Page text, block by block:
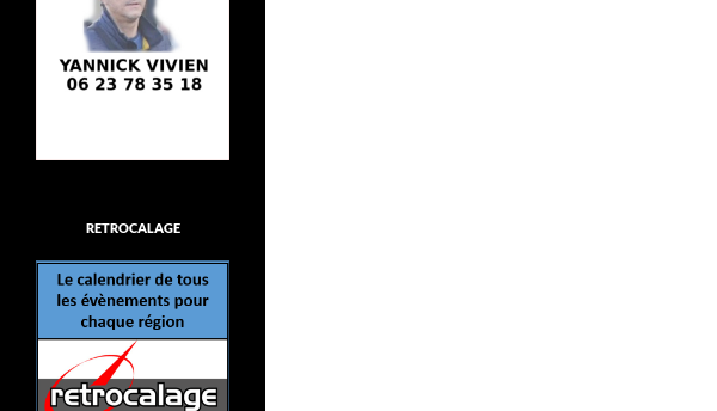
RETROCALAGE